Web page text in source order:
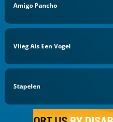
Amigo Pancho
Vlieg Als Een Vogel
Stapelen